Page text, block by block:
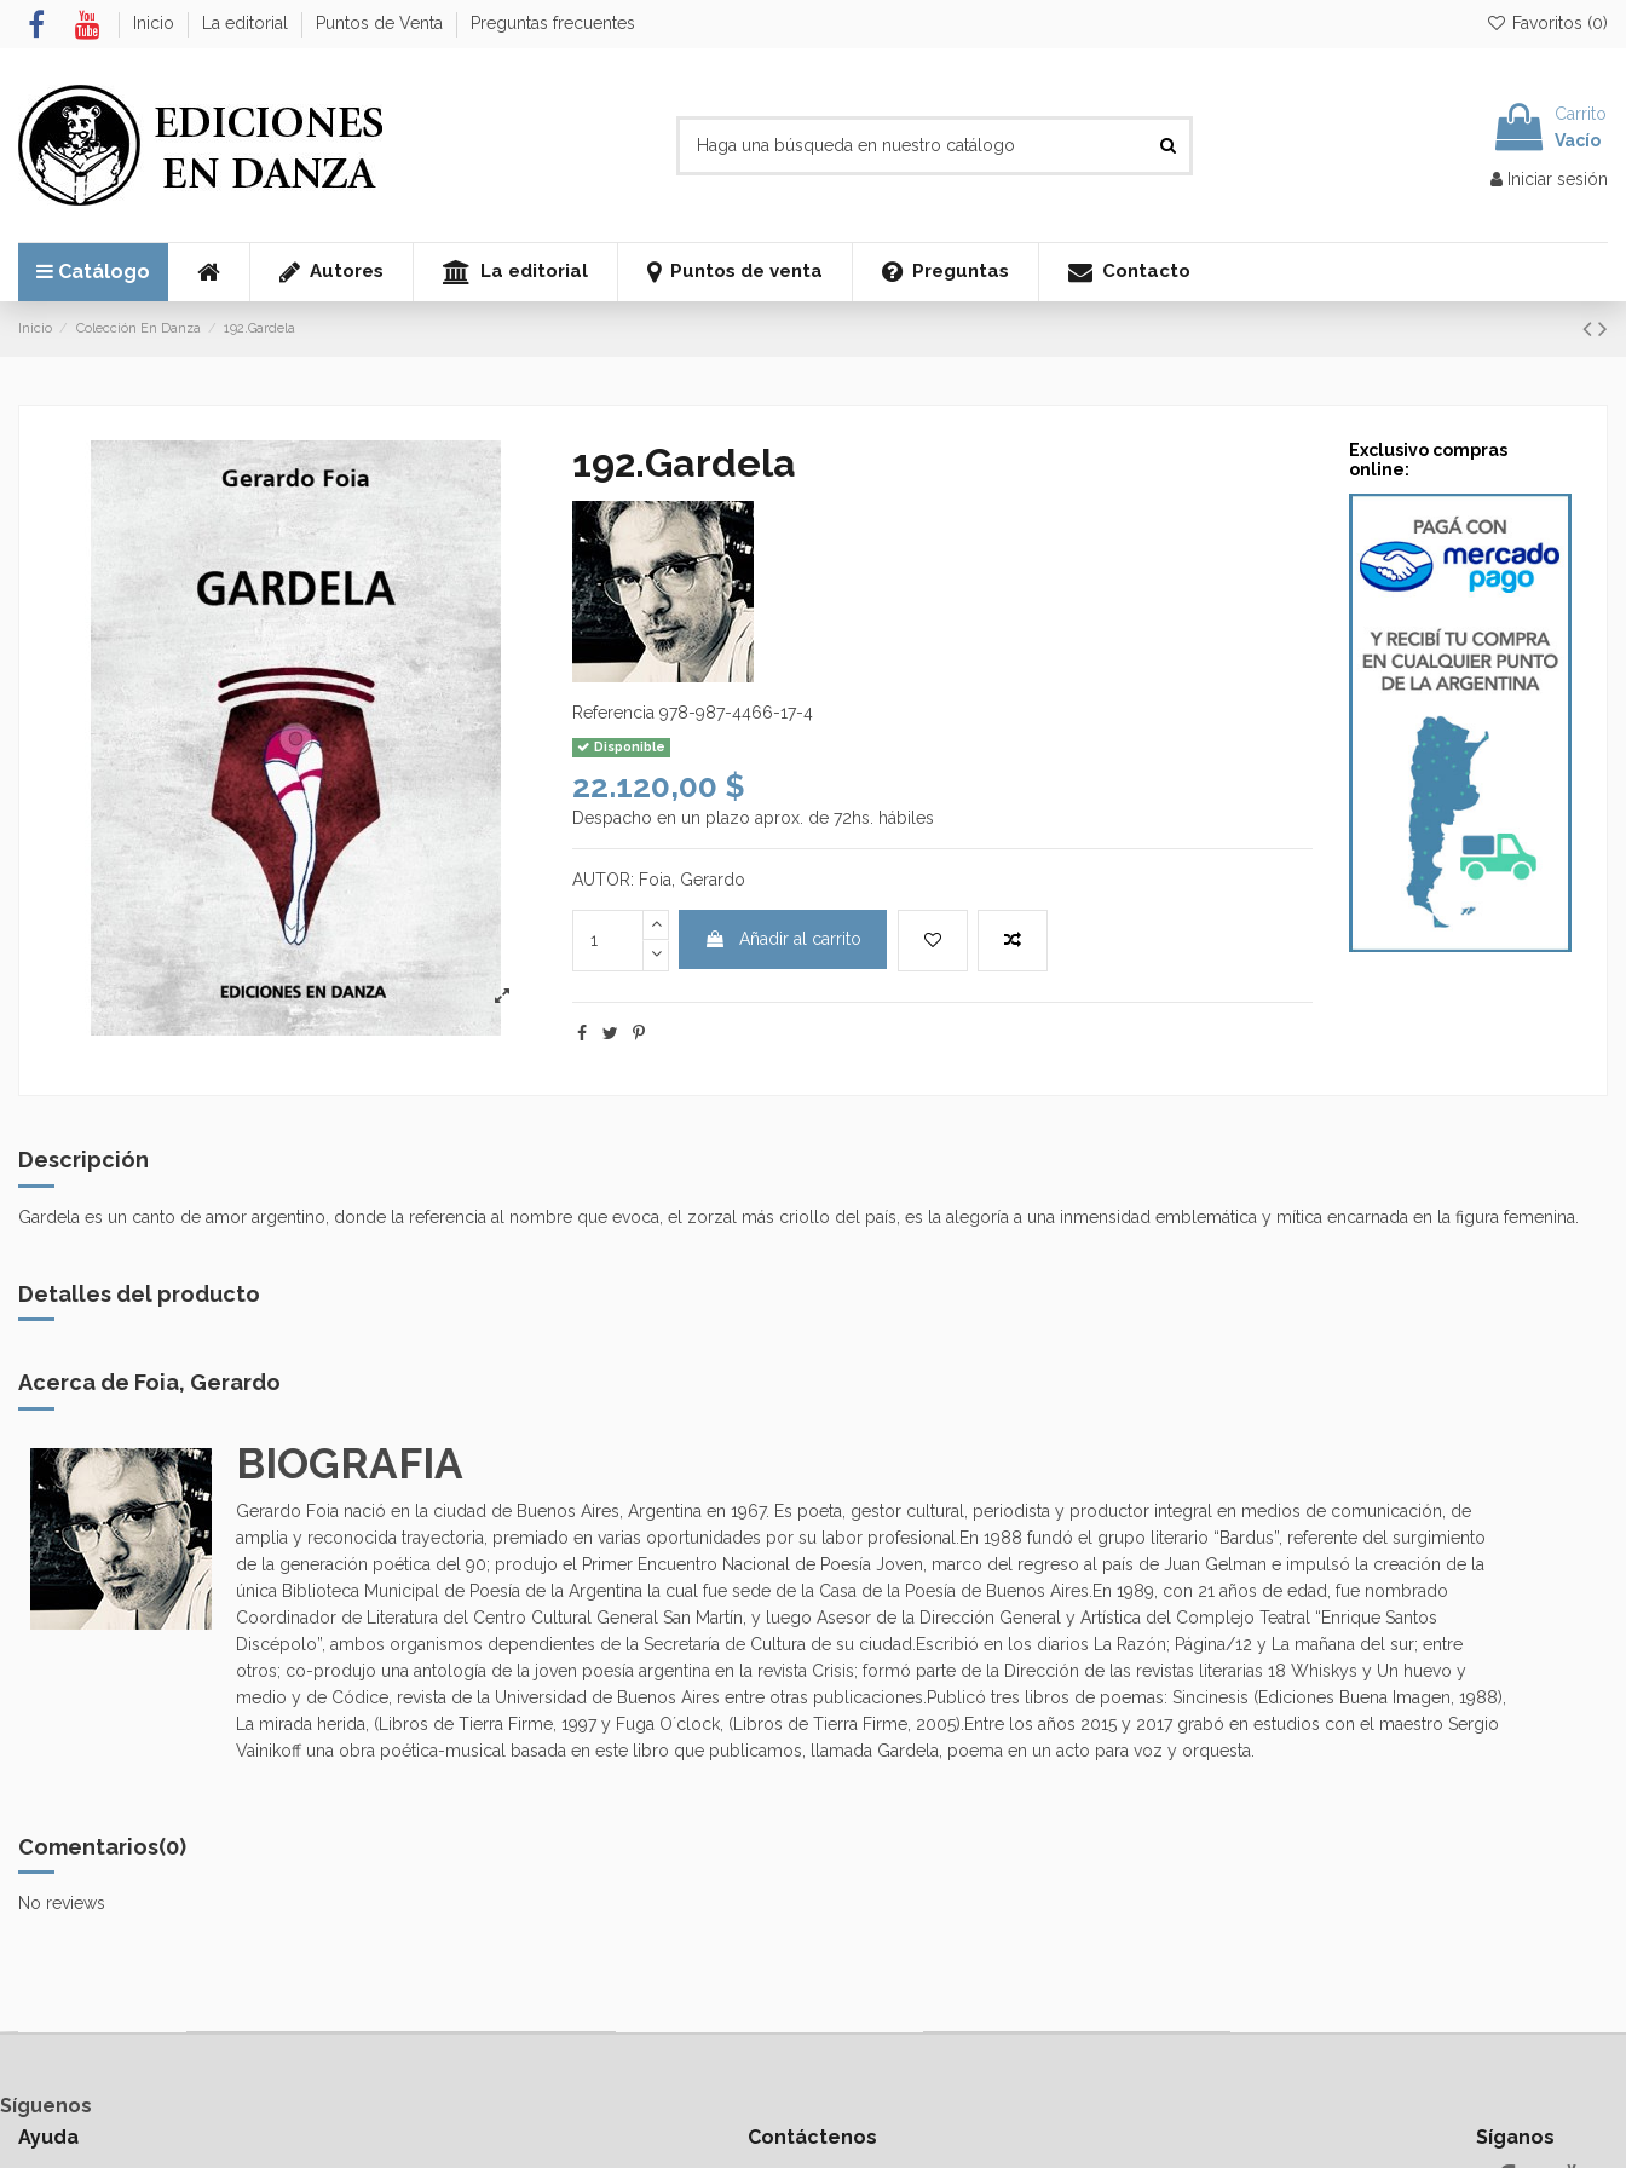
Inicio La editorial Puntos de Venta Preguntas frecuentes Favoritos (0)
Carrito
Vacío
Iniciar sesión
Catálogo Autores La editorial Puntos de venta Preguntas Contacto
Inicio Colección En Danza 192.Gardela
192.Gardela
Referencia 978-987-4466-17-4
Disponible
22.120,00 $
Despacho en un plazo aprox. de 72hs. hábiles
AUTOR: Foia, Gerardo
Añadir al carrito
Exclusivo compras
online:
Descripción
Gardela es un canto de amor argentino, donde la referencia al nombre que evoca, el zorzal más criollo del país, es la alegoría a una inmensidad emblemática y mítica encarnada en la figura femenina.
Detalles del producto
Acerca de Foia, Gerardo
BIOGRAFIA
Gerardo Foia nació en la ciudad de Buenos Aires, Argentina en 1967. Es poeta, gestor cultural, periodista y productor integral en medios de comunicación, de
amplia y reconocida trayectoria, premiado en varias oportunidades por su labor profesional.En 1988 fundó el grupo literario “Bardus”, referente del surgimiento
de la generación poética del 90; produjo el Primer Encuentro Nacional de Poesía Joven, marco del regreso al país de Juan Gelman e impulsó la creación de la
única Biblioteca Municipal de Poesía de la Argentina la cual fue sede de la Casa de la Poesía de Buenos Aires.En 1989, con 21 años de edad, fue nombrado
Coordinador de Literatura del Centro Cultural General San Martín, y luego Asesor de la Dirección General y Artística del Complejo Teatral “Enrique Santos
Discépolo”, ambos organismos dependientes de la Secretaría de Cultura de su ciudad.Escribió en los diarios La Razón; Página/12 y La mañana del sur; entre
otros; co-produjo una antología de la joven poesía argentina en la revista Crisis; formó parte de la Dirección de las revistas literarias 18 Whiskys y Un huevo y
medio y de Códice, revista de la Universidad de Buenos Aires entre otras publicaciones.Publicó tres libros de poemas: Sincinesis (Ediciones Buena Imagen, 1988),
La mirada herida, (Libros de Tierra Firme, 1997 y Fuga O´clock, (Libros de Tierra Firme, 2005).Entre los años 2015 y 2017 grabó en estudios con el maestro Sergio
Vainikoff una obra poética-musical basada en este libro que publicamos, llamada Gardela, poema en un acto para voz y orquesta.
Comentarios(0)
No reviews
Síguenos
Ayuda
Contáctenos Síganos